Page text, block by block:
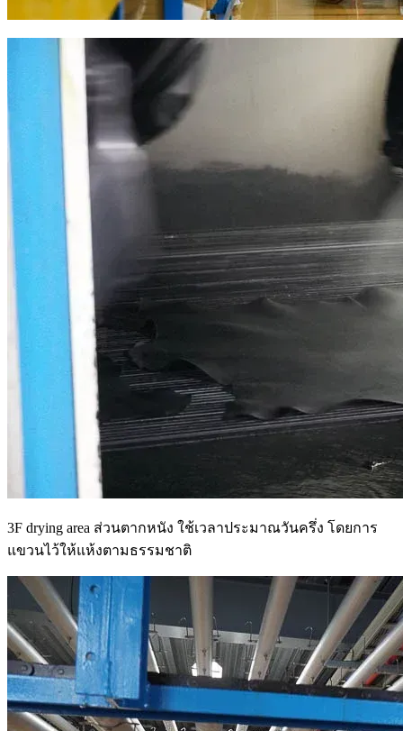
3F drying area ส่วนตากหนัง ใช้เวลาประมาณวันครึ่ง โดยการ
แขวนไว้ให้แห้งตามธรรมชาติ